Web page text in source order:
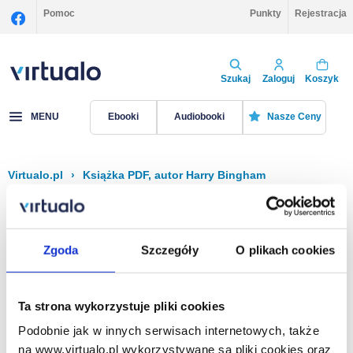
Zgoda Szczegóły O plikach cookies
Ta strona wykorzystuje pliki cookies
Podobnie jak w innych serwisach internetowych, także
na www.virtualo.pl wykorzystywane są pliki cookies oraz
Pomoc Punkty Rejestracja
Szukaj Zaloguj Koszyk
MENU Ebooki Audiobooki Nasze Ceny
Virtualo.pl › Książka PDF, autor Harry Bingham
Filtruj Sortuj
Na stronie